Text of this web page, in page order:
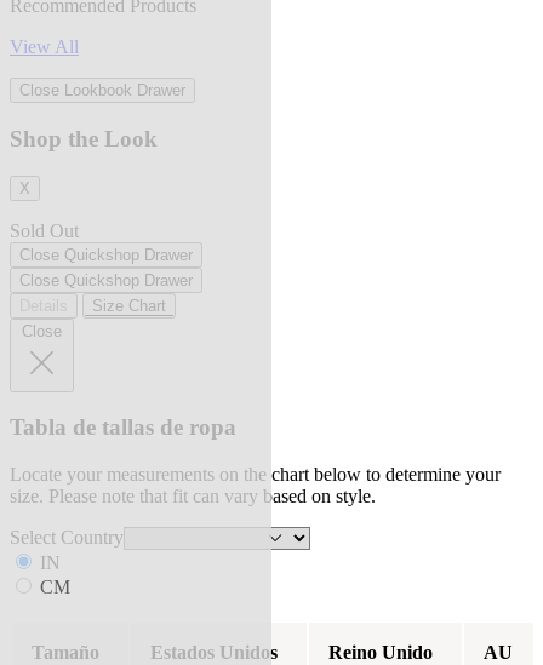
Recommended Products
View All
Close Lookbook Drawer
Shop the Look
X
Sold Out
Close Quickshop Drawer
Close Quickshop Drawer
Size Chart
Close
Tabla de tallas de ropa
Locate your measurements on the chart below to determine your
size. Please note that fit can vary based on style.
Select Country
IN
CM
Tamaño Estados Unidos Reino Unido AU